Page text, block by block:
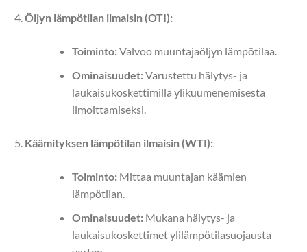
Öljyn lämpötilan ilmaisin (OTI):
Toiminto:Valvoo muuntajaöljyn lämpötilaa.
Ominaisuudet:Varustettu hälytys- ja
laukaisukoskettimilla ylikuumenemisesta
ilmoittamiseksi.
Käämityksen lämpötilan ilmaisin (WTI):
Toiminto:Mittaa muuntajan käämien
lämpötilan.
Ominaisuudet:Mukana hälytys- ja
laukaisukoskettimet ylilämpötilasuojausta